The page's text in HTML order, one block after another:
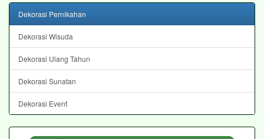
Dekorasi Pernikahan
Dekorasi Wisuda
Dekorasi Ulang Tahun
Dekorasi Sunatan
Dekorasi Event